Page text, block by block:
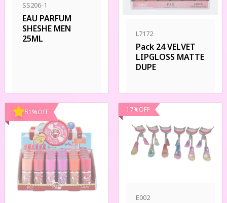
SS206-1
EAU PARFUM
SHESHE MEN
25ML
L7172
Pack 24 VELVET
LIPGLOSS MATTE
DUPE
51 %OFF 17%OFF
E002